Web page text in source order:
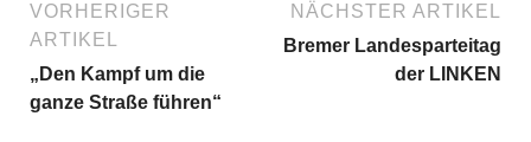
VORHERIGER
ARTIKEL
„Den Kampf um die
ganze Straße führen“
NÄCHSTER ARTIKEL
Bremer Landesparteitag
der LINKEN